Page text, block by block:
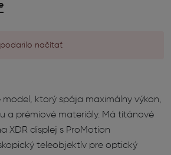
načítať
model, ktorý spája maximálny výkon,
a prémiové materiály. Má titánové
XDR displej s ProMotion
teleobjektív pre optický